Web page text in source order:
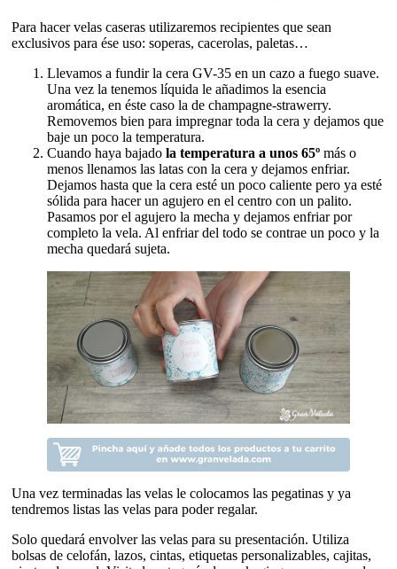
Para hacer velas caseras utilizaremos recipientes que sean
exclusivos para ése uso: soperas, cacerolas, paletas…
Llevamos a fundir la cera GV-35 en un cazo a fuego suave.
Una vez la tenemos líquida le añadimos la esencia
aromática, en éste caso la de champagne-strawerry.
Removemos bien para impregnar toda la cera y dejamos que
baje un poco la temperatura.
Cuando haya bajado la temperatura a unos 65º más o
menos llenamos las latas con la cera y dejamos enfriar.
Dejamos hasta que la cera esté un poco caliente pero ya esté
sólida para hacer un agujero en el centro con un palito.
Pasamos por el agujero la mecha y dejamos enfriar por
completo la vela. Al enfriar del todo se contrae un poco y la
mecha quedará sujeta.
Una vez terminadas las velas le colocamos las pegatinas y ya
tendremos listas las velas para poder regalar.
Solo quedará envolver las velas para su presentación. Utiliza
bolsas de celofán, lazos, cintas, etiquetas personalizables, cajitas,